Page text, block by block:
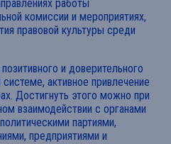
работы
комиссии и мероприятиях,
правовой культуры среди
и доверительного
активное привлечение
Достигнуть этого можно при
взаимодействии с органами
партиями,
предприятиями и